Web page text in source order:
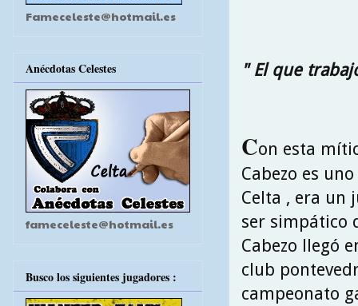
" El que
Con esta
Cabezo es
Celta , era un
ser simpático
Cabezo llegó
club
campeonato
Fameceleste@hotmail.es
Anécdotas Celestes
fameceleste@hotmail.es
Busco los siguientes jugadores :